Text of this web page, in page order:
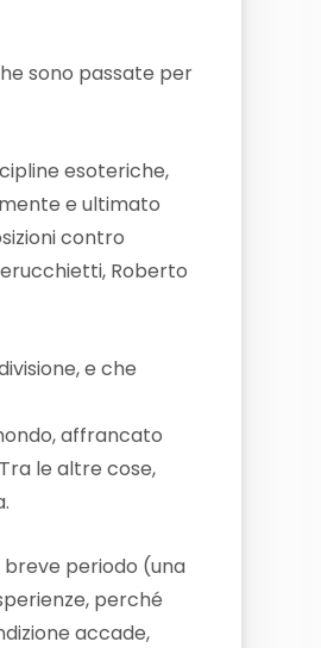
sono passate per
esoteriche,
e ultimato
contro
Roberto
e che
affrancato
le altre cose,
breve periodo (una
perché
accade,